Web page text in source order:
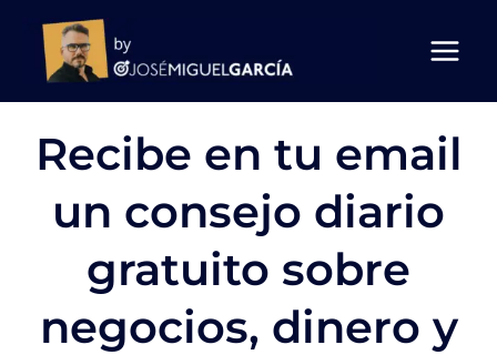
contenido
Recibe en tu email
un consejo diario
gratuito sobre
negocios, dinero y